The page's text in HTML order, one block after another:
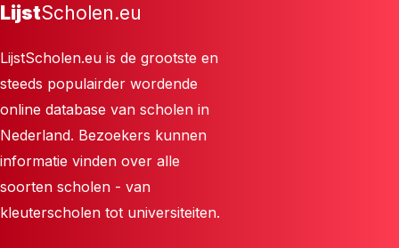
LijstScholen.eu
LijstScholen.eu is de grootste en
steeds populairder wordende
online database van scholen in
Nederland. Bezoekers kunnen
informatie vinden over alle
soorten scholen - van
kleuterscholen tot universiteiten.